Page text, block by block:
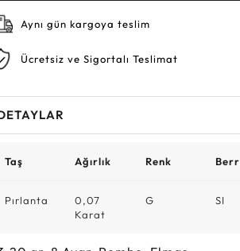
Aynı gün kargoya teslim
Ücretsiz ve Sigortalı Teslimat
Taş Ağırlık Renk
Pırlanta
0,07
Karat
G SI